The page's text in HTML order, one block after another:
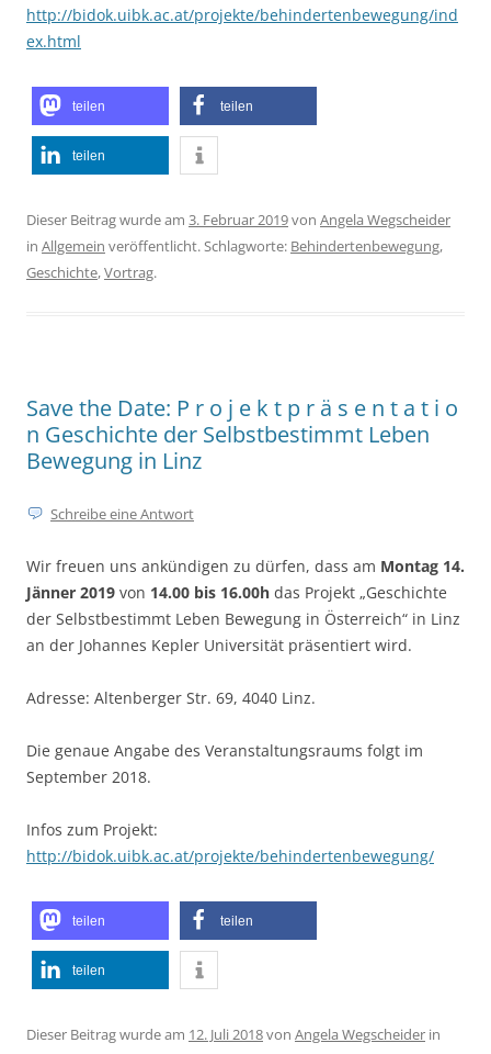
http://bidok.uibk.ac.at/projekte/behindertenbewegung/ind
ex.html
teilen teilen
teilen
Dieser Beitrag wurde am 3. Februar 2019von Angela Wegscheider
in Allgemein veröffentlicht. Schlagworte: Behindertenbewegung,
Geschichte,Vortrag.
Save the Date: P r o j e k t p r ä s e n t a t i o
n Geschichte der Selbstbestimmt Leben
Bewegung in Linz
Schreibe eine Antwort
Wir freuen uns ankündigen zu dürfen, dass am Montag 14.
Jänner 2019 von 14.00 bis 16.00h das Projekt „Geschichte
der Selbstbestimmt Leben Bewegung in Österreich“ in Linz
an der Johannes Kepler Universität präsentiert wird.
Adresse: Altenberger Str. 69, 4040 Linz.
Die genaue Angabe des Veranstaltungsraums folgt im
September 2018.
Infos zum Projekt:
http://bidok.uibk.ac.at/projekte/behindertenbewegung/
teilen teilen
teilen
Dieser Beitrag wurde am 12. Juli 2018von Angela Wegscheider in